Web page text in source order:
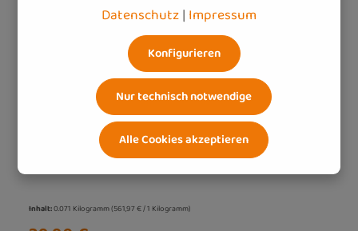
Ubichinol 50 mg (120 Kps)
KANEKA UBIQUINOL® - die bioaktive Form von
Q10, besonders gut verfügbar
Beteiligt an der zellulären Energiegewinnung
Ideal bei nachlassender Q10-Produktion im Alter
Ideal bei nachlassender Q10-Produktion im Alter
Inhalt:0.071 Kilogramm(561,97 € / 1 Kilogramm)
Datenschutz| Impressum
Nur technisch notwendige
Konfigurieren
Alle Cookies akzeptieren